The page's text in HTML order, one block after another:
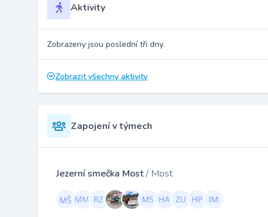
Aktivity
Zobrazeny jsou poslední tři dny.
Zobrazit všechny aktivity
Zapojení v týmech
Jezerní smečka Most/ Most